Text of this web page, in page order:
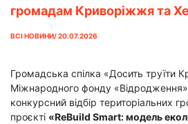
громадам Криворіжжя та
ВСІ НОВИНИ/ 20.07.2026
Громадська спілка «Досить труїти
Міжнародного фонду
конкурсний відбір територіальних
проєкті «ReBuild Smart: модель